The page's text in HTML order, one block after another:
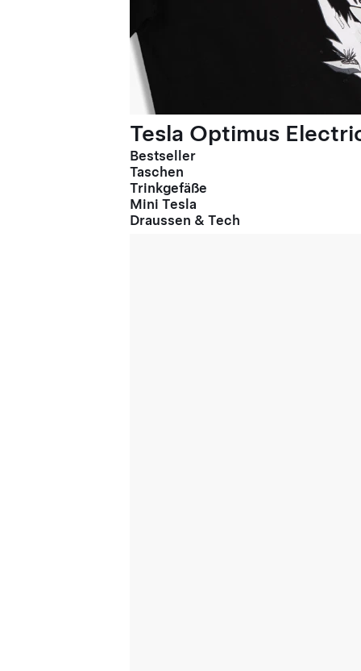
Tesla Optimus
Bestseller
Taschen
Trinkgefäße
Mini Tesla
Draussen & Tech